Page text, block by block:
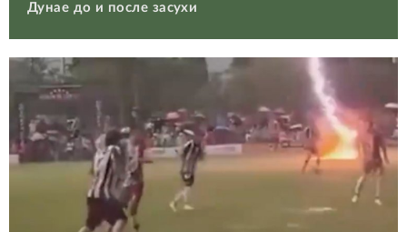
Дунае до и после засухи